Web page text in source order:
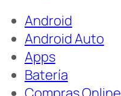
Android
Android Auto
Apps
Batería